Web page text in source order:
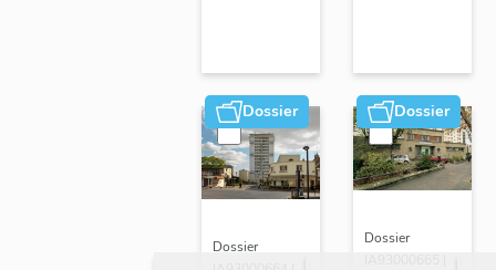
Dossier
Dossier
Dossier
Dossier